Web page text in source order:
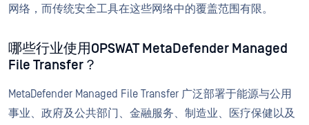
网络，而传统安全工具在这些网络中的覆盖范围有限。
哪些行业使用OPSWAT MetaDefender Managed
File Transfer？
MetaDefender Managed File Transfer 广泛部署于能源与公用
事业、政府及公共部门、金融服务、制造业、医疗保健以及